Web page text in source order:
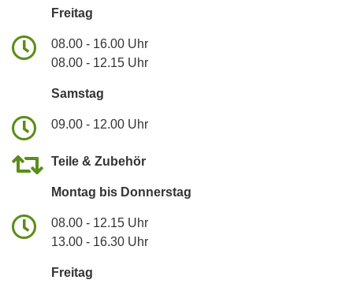
Freitag
08.00 - 16.00 Uhr
08.00 - 12.15 Uhr
Samstag
09.00 - 12.00 Uhr
Teile & Zubehör
Montag bis Donnerstag
08.00 - 12.15 Uhr
13.00 - 16.30 Uhr
Freitag